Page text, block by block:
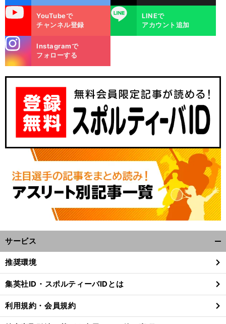
。
、
前
へ
YouTubeで
チャンネル登録
LINE
LINEで
アカウント追加
m
Instagramで
フォローする
サービス
閉
る
推奨環境
集英社ID・スポルティーバIDとは
利用規約・会員規約